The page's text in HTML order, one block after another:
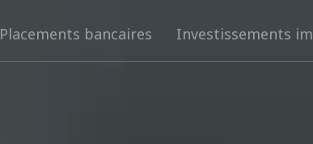
Placements bancaires Investissements